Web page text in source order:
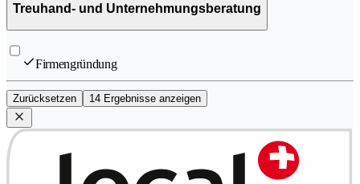
Treuhand- und Unternehmungsberatung
Firmengründung
Zurücksetzen 14 Ergebnisse anzeigen